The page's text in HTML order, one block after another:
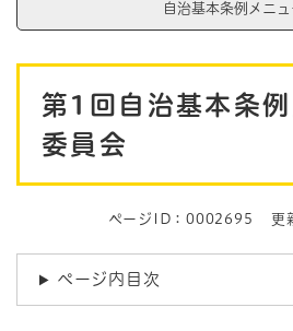
自治基本条例メニュ
第1回自治基本条
委員会
ページID：0002695 更
ページ内目次